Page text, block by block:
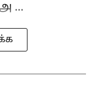
...